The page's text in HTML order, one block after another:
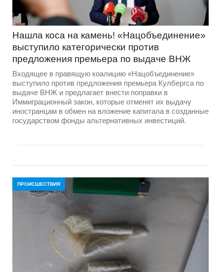
Нашла коса на камень! «Нацобъединение»
выступило категорически против
предложения премьера по выдаче ВНЖ
Входящее в правящую коалицию «Нацобъединение»
выступило против предложения премьера Кулбергса по
выдаче ВНЖ и предлагает внести поправки в
Иммиграционный закон, которые отменят их выдачу
иностранцам в обмен на вложение капитала в созданные
государством фонды альтернативных инвестиций.
ПРОИСШЕСТВИЯ